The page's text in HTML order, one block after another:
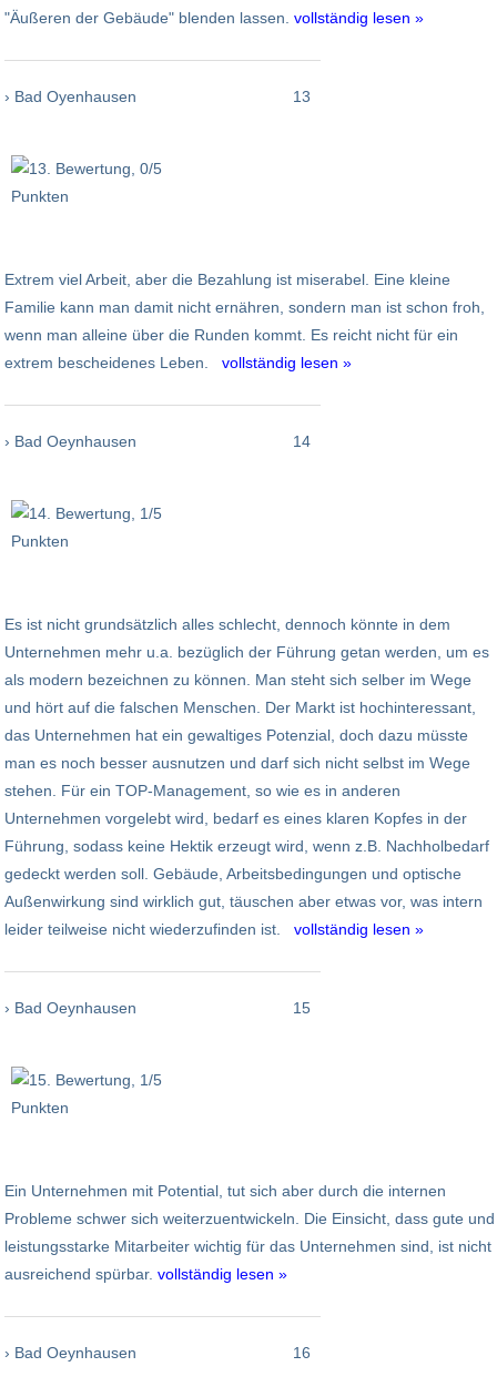
"Äußeren der Gebäude" blenden lassen. vollständig lesen »
› Bad Oyenhausen 13
Extrem viel Arbeit, aber die Bezahlung ist miserabel. Eine kleine
Familie kann man damit nicht ernähren, sondern man ist schon froh,
wenn man alleine über die Runden kommt. Es reicht nicht für ein
extrem bescheidenes Leben. vollständig lesen »
› Bad Oeynhausen 14
Es ist nicht grundsätzlich alles schlecht, dennoch könnte in dem
Unternehmen mehr u.a. bezüglich der Führung getan werden, um es
als modern bezeichnen zu können. Man steht sich selber im Wege
und hört auf die falschen Menschen. Der Markt ist hochinteressant,
das Unternehmen hat ein gewaltiges Potenzial, doch dazu müsste
man es noch besser ausnutzen und darf sich nicht selbst im Wege
stehen. Für ein TOP-Management, so wie es in anderen
Unternehmen vorgelebt wird, bedarf es eines klaren Kopfes in der
Führung, sodass keine Hektik erzeugt wird, wenn z.B. Nachholbedarf
gedeckt werden soll. Gebäude, Arbeitsbedingungen und optische
Außenwirkung sind wirklich gut, täuschen aber etwas vor, was intern
leider teilweise nicht wiederzufinden ist. vollständig lesen »
› Bad Oeynhausen 15
Ein Unternehmen mit Potential, tut sich aber durch die internen
Probleme schwer sich weiterzuentwickeln. Die Einsicht, dass gute und
leistungsstarke Mitarbeiter wichtig für das Unternehmen sind, ist nicht
ausreichend spürbar. vollständig lesen »
› Bad Oeynhausen 16